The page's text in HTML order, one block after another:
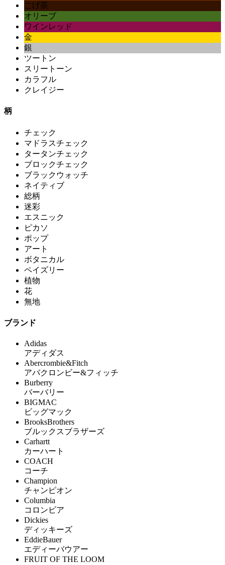
こげ茶
オリーブ
ワインレッド
金
銀
ツートン
スリートーン
カラフル
クレイジー
柄
チェック
マドラスチェック
タータンチェック
ブロックチェック
ブラックウォッチ
ネイティブ
総柄
迷彩
エスニック
ピカソ
ポップ
アート
ボタニカル
ペイズリー
植物
花
無地
ブランド
Adidas
アディダス
Abercrombie&Fitch
アバクロンビー&フィッチ
Burberry
バーバリー
BIGMAC
ビッグマック
BrooksBrothers
ブルックスブラザーズ
Carhartt
カーハート
COACH
コーチ
Champion
チャンピオン
Columbia
コロンビア
Dickies
ディッキーズ
EddieBauer
エディーバウアー
FRUIT OF THE LOOM